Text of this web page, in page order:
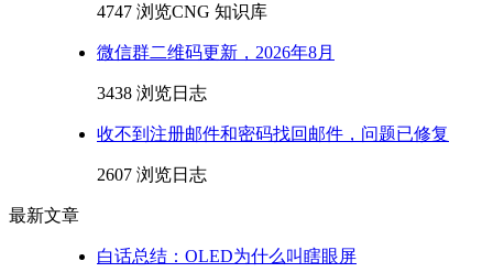
4747 浏览CNG 知识库
微信群二维码更新，2026年8月
3438 浏览日志
收不到注册邮件和密码找回邮件，问题已修复
2607 浏览日志
最新文章
白话总结：OLED为什么叫瞎眼屏